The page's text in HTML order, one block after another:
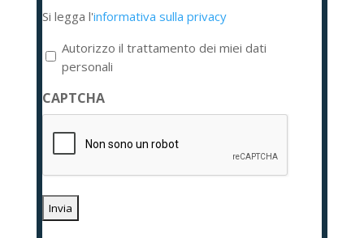
legga
l'informativa
sulla
privacy
*
Si legga l'informativa sulla privacy
Autorizzo il trattamento dei miei dati
personali
CAPTCHA